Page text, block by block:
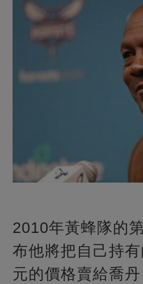
2010年黃蜂隊的
布他將把自己持
元的價格賣給喬